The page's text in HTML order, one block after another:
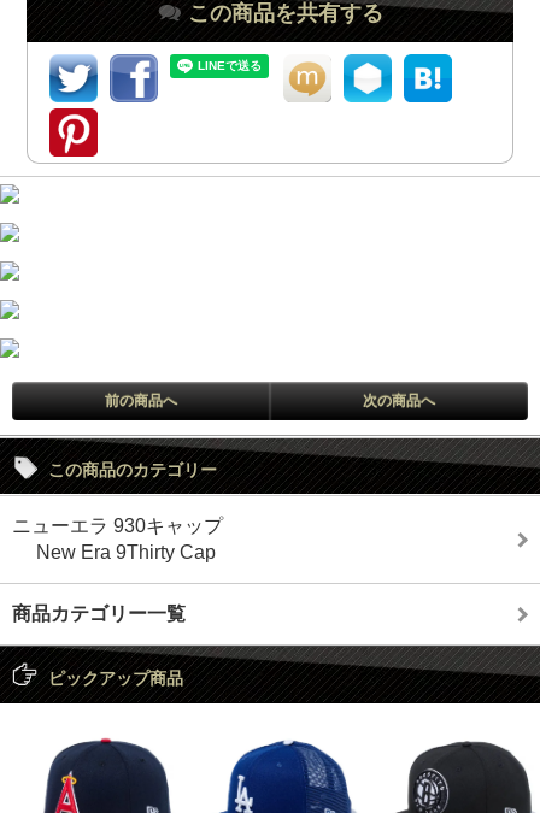
この商品を共有する
前の商品へ 次の商品へ
この商品のカテゴリー
ニューエラ 930キャップ
New Era 9Thirty Cap
商品カテゴリー一覧
ピックアップ商品